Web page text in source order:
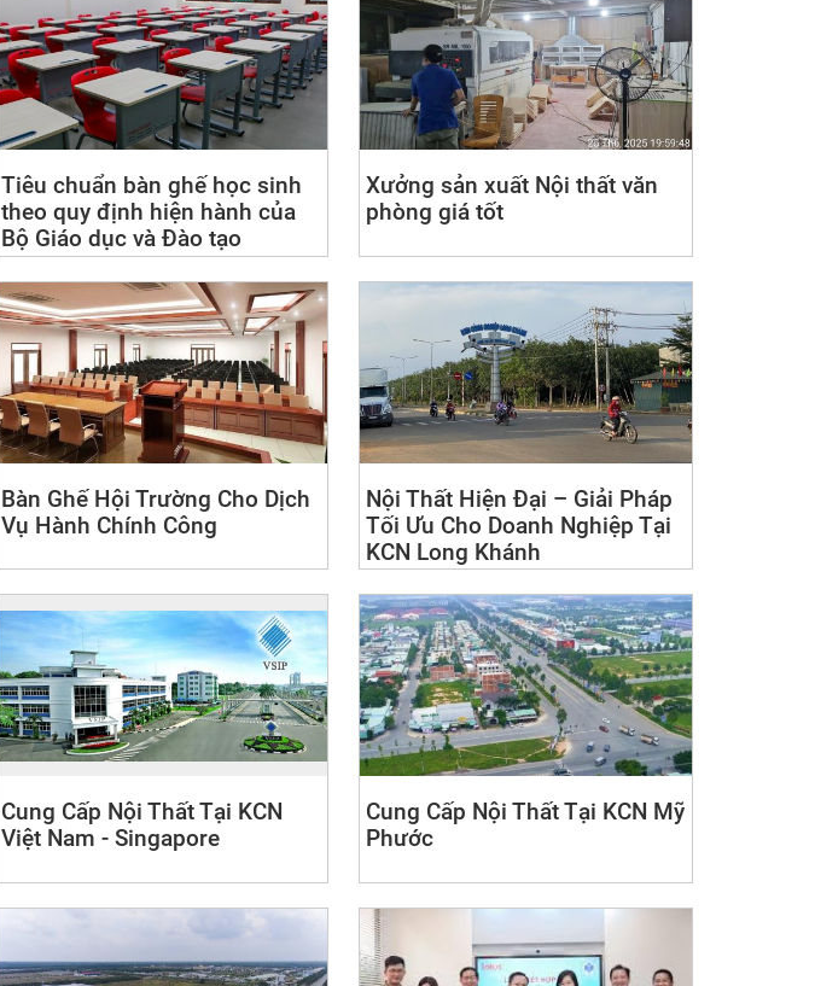
Tiêu chuẩn bàn ghế học sinh
theo quy định hiện hành của
Bộ Giáo dục và Đào tạo
Xưởng sản xuất Nội thất văn
phòng giá tốt
Bàn Ghế Hội Trường Cho Dịch
Vụ Hành Chính Công
Nội Thất Hiện Đại – Giải Pháp
Tối Ưu Cho Doanh Nghiệp Tại
KCN Long Khánh
Cung Cấp Nội Thất Tại KCN
Việt Nam - Singapore
Cung Cấp Nội Thất Tại KCN Mỹ
Phước